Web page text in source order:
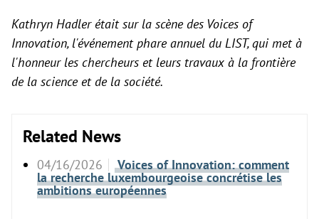
Kathryn Hadler était sur la scène des Voices of
Innovation, l'événement phare annuel du LIST, qui met à
l'honneur les chercheurs et leurs travaux à la frontière
de la science et de la société.
Related News
04/16/2026 Voices of Innovation: comment
la recherche luxembourgeoise concrétise les
ambitions européennes